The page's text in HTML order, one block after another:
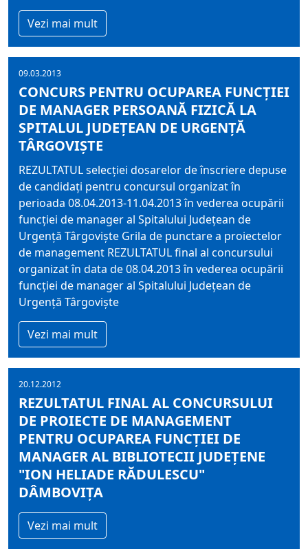
Vezi mai mult
09.03.2013
CONCURS PENTRU OCUPAREA FUNCȚIEI
DE MANAGER PERSOANĂ FIZICĂ LA
SPITALUL JUDEȚEAN DE URGENȚĂ
TÂRGOVIȘTE
REZULTATUL selecţiei dosarelor de înscriere depuse
de candidaţi pentru concursul organizat în
perioada 08.04.2013-11.04.2013 în vederea ocupării
funcţiei de manager al Spitalului Judeţean de
Urgenţă Târgovişte Grila de punctare a proiectelor
de management REZULTATUL final al concursului
organizat în data de 08.04.2013 în vederea ocupării
funcţiei de manager al Spitalului Judeţean de
Urgenţă Târgovişte
Vezi mai mult
20.12.2012
REZULTATUL FINAL AL CONCURSULUI
DE PROIECTE DE MANAGEMENT
PENTRU OCUPAREA FUNCȚIEI DE
MANAGER AL BIBLIOTECII JUDEȚENE
"ION HELIADE RĂDULESCU"
DÂMBOVIȚA
Vezi mai mult